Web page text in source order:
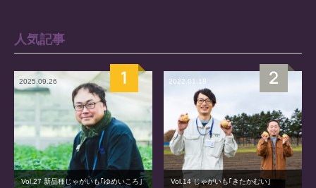
人気記事
2025.09.26
Vol.27 新品種じゃがいも｢ゆめいころ｣
2022.01.18
Vol.14 じゃがいも｢きたかむい｣